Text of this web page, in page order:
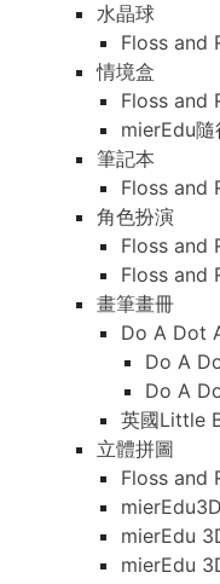
水晶球
Floss and
情境盒
Floss and
mierEdu隨
筆記本
Floss and
角色扮演
Floss and
Floss and
畫筆畫冊
Do A Dot
Do A
Do A
英國Little
立體拼圖
Floss and
mierEdu
mierEdu